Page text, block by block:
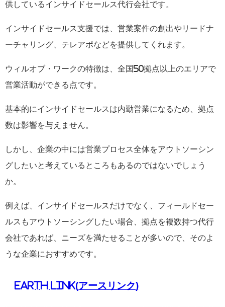
供しているインサイドセールス代行会社です。
インサイドセールス支援では、営業案件の創出やリードナ
ーチャリング、テレアポなどを提供してくれます。
ウィルオブ・ワークの特徴は、全国50拠点以上のエリアで
営業活動ができる点です。
基本的にインサイドセールスは内勤営業になるため、拠点
数は影響を与えません。
しかし、企業の中には営業プロセス全体をアウトソーシン
グしたいと考えているところもあるのではないでしょう
か。
例えば、インサイドセールスだけでなく、フィールドセー
ルスもアウトソーシングしたい場合、拠点を複数持つ代行
会社であれば、ニーズを満たせることが多いので、そのよ
うな企業におすすめです。
Earth Link(アースリンク)